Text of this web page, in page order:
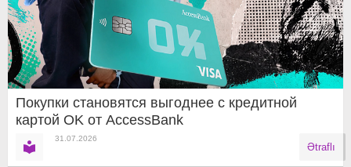
Покупки становятся выгоднее с кредитной
картой OK от AccessBank
31.07.2026
Ətraflı